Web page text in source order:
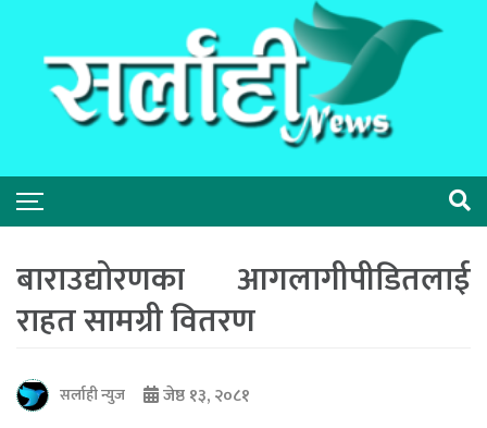
बाराउद्योरणका आगलागीपीडितलाई
राहत सामग्री वितरण
सर्लाही न्युज जेष्ठ १३, २०८१